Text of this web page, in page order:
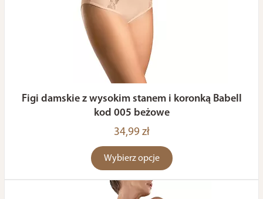
Figi damskie z wysokim stanem i koronką Babell
kod 005 beżowe
34,99 zł
Wybierz opcje